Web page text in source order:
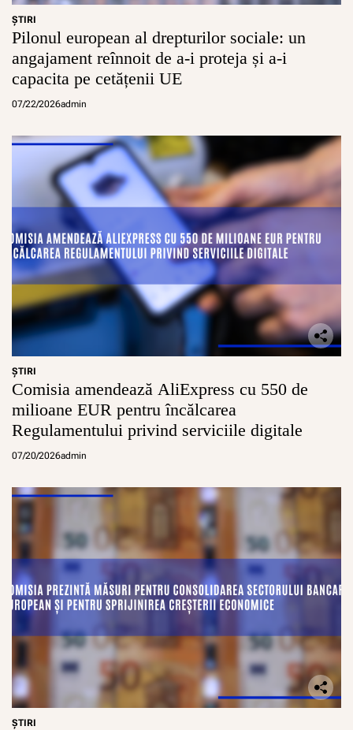
ŞTIRI
Pilonul european al drepturilor sociale: un
angajament reînnoit de a-i proteja și a-i
capacita pe cetățenii UE
07/22/2026admin
ŞTIRI
Comisia amendează AliExpress cu 550 de
milioane EUR pentru încălcarea
Regulamentului privind serviciile digitale
07/20/2026admin
ŞTIRI